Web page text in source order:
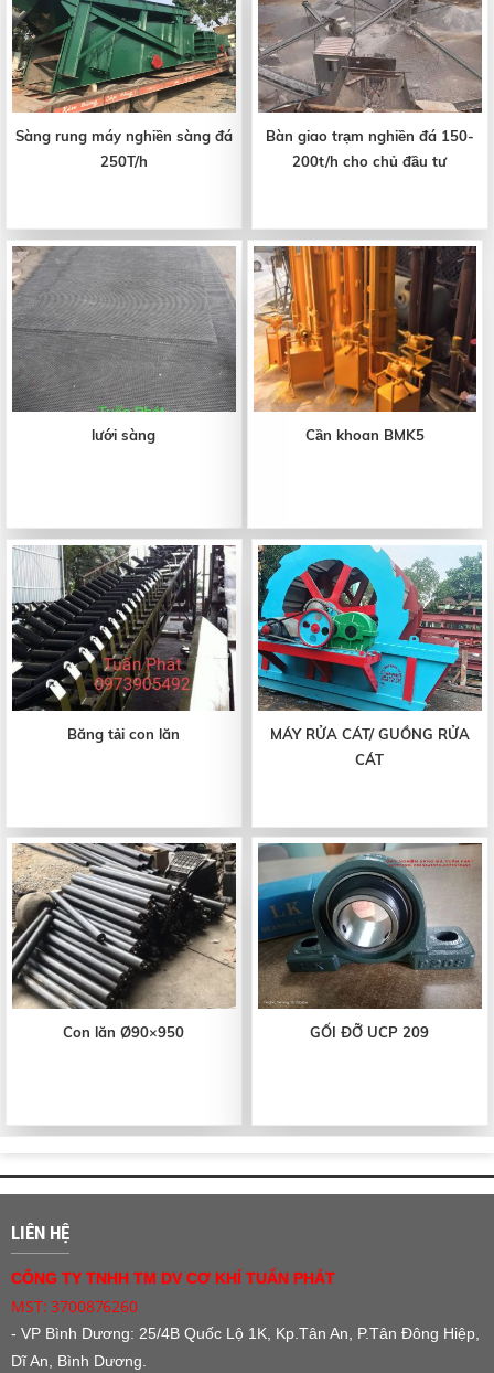
Sàng rung máy nghiền sàng đá
250T/h
Bàn giao trạm nghiền đá 150-
200t/h cho chủ đầu tư
lưới sàng Cần khoan BMK5
Băng tải con lăn
MÁY RỬA CÁT/ GUỒNG RỬA
CÁT
Con lăn Ø90×950 GỐI ĐỠ UCP 209
LIÊN HỆ
CÔNG TY TNHH TM DV CƠ KHÍ TUẤN PHÁT
MST: 3700876260
- VP Bình Dương: 25/4B Quốc Lộ 1K, Kp.Tân An, P.Tân Đông Hiệp,
Dĩ An, Bình Dương.